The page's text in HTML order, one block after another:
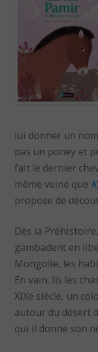
lui donner un
pas un poney et
fait le dernier
même veine que
propose de
Dès la
gambadent en
Mongolie, les
En vain. Ils les
XIXe siècle, un
autour du désert
qui il donne son